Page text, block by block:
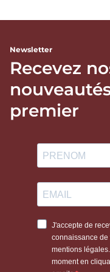
Newsletter
Recevez
premier